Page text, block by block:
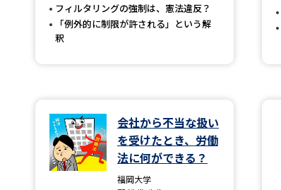
フィルタリングの強制は、憲法違反？
「例外的に制限が許される」という解
釈
会社から不当な扱い
を受けたとき、労働
法に何ができる？
福岡大学